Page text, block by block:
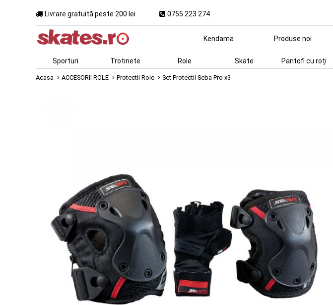
Livrare gratuită peste 200 lei 0755 223 274
Kendama Produse noi
Sporturi Trotinete Role Skate Pantofi cu roți
Acasa ACCESORII ROLE Protectii Role Set Protectii Seba Pro x3